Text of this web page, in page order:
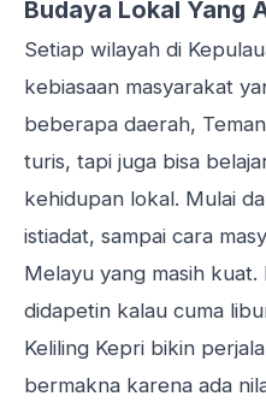
Budaya Lokal Yang
Setiap wilayah di
kebiasaan masyarakat
beberapa daerah,
turis, tapi juga bisa
kehidupan lokal. Mulai
istiadat, sampai cara
Melayu yang masih
didapetin kalau cuma
Keliling Kepri bikin
bermakna karena ada